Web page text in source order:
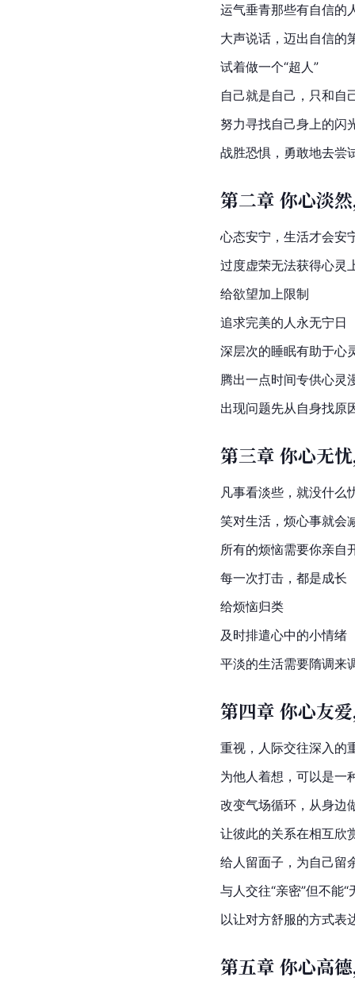
运气垂青那些有自信的
大声说话，迈出自信的
试着做一个“超人”
自己就是自己，只和自
努力寻找自己身上的闪
战胜恐惧，勇敢地去尝
第二章 你心淡
心态安宁，生活才会安
过度虚荣无法获得心灵
给欲望加上限制
追求完美的人永无宁日
深层次的睡眠有助于心
腾出一点时间专供心灵
出现问题先从自身找原
第三章 你心无
凡事看淡些，就没什么
笑对生活，烦心事就会
所有的烦恼需要你亲自
每一次打击，都是成长
给烦恼归类
及时排遣心中的小情绪
平淡的生活需要隋调来
第四章 你心友
重视，人际交往深入的
为他人着想，可以是一
改变气场循环，从身边
让彼此的关系在相互欣
给人留面子，为自己留
与人交往“亲密”但不能“
以让对方舒服的方式表
第五章 你心高